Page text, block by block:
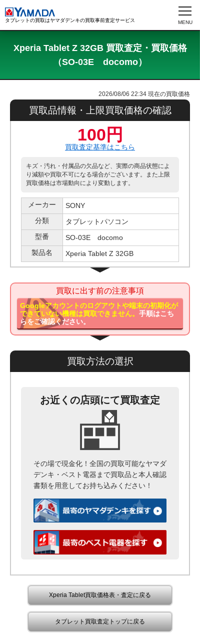
タブレットの買取はヤマダデンキの買取事前査定サービス
Xperia Tablet Z 32GB 買取査定・買取価格
（SO-03E docomo）
2026/08/06 22:34 現在の買取価格
買取品情報・上限買取価格の確認
100円
買取査定基準はこちら
キズ・汚れ・付属品の欠品など、実際の商品状態によ
り減額や買取不可になる場合がございます。また上限
買取価格は市場動向により変動します。
メーカー
SONY
分類
タブレットパソコン
型番
SO-03E docomo
製品名
Xperia Tablet Z 32GB
買取に出す前の注意事項
Googleアカウントのログアウトや端末の初期化が
できていない機種は買取できません。手順はこち
らをご確認ください。
買取方法の選択
お近くの店頭にて買取査定
その場で現金化！全国の買取可能なヤマダ
デンキ・ベスト電器まで買取品と本人確認
書類を用意してお持ち込みください！
Xperia Tablet買取価格表・査定に戻る
タブレット買取査定トップに戻る